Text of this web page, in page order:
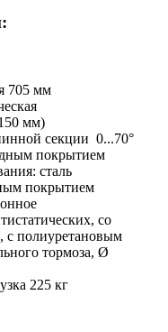
705 мм
мм)
секции 0...70°
покрытием
сталь
покрытием
со
полиуретановым
тормоза, Ø
225 кг